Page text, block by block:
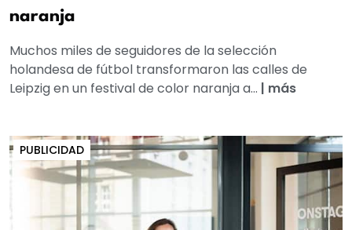
naranja
Muchos miles de seguidores de la selección
holandesa de fútbol transformaron las calles de
Leipzig en un festival de color naranja a... | más
PUBLICIDAD